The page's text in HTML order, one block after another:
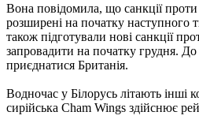
Вона повідомила, що санкції
розширені на початку
також підготували нові санкції
запровадити на початку грудня.
приєднатися Британія.
Водночас у Білорусь літають інші
сирійська Cham Wings здійснює